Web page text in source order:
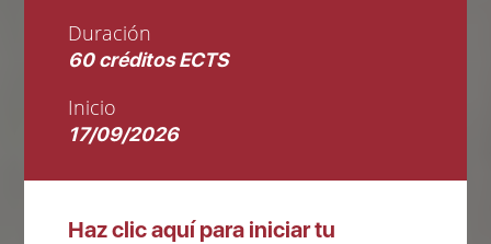
Duración
60 créditos ECTS
Inicio
17/09/2026
Haz clic aquí para iniciar tu